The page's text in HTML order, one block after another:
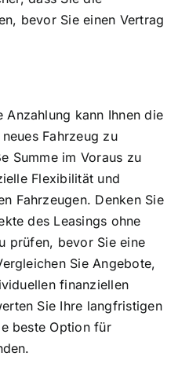
bevor Sie einen Vertrag
Anzahlung kann Ihnen die
Fahrzeug zu
Summe im Voraus zu
Flexibilität und
Fahrzeugen. Denken Sie
des Leasings ohne
prüfen, bevor Sie eine
Sie Angebote,
finanziellen
Sie Ihre langfristigen
beste Option für